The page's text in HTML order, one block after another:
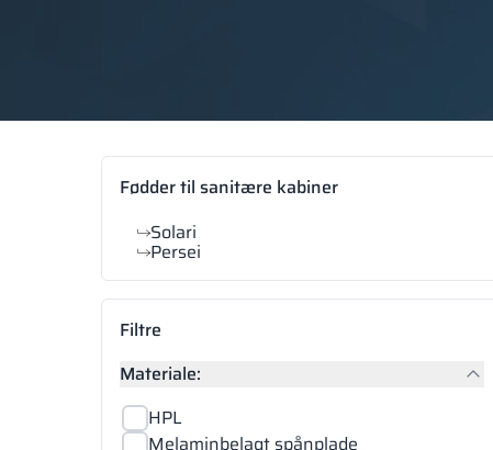
Fødder til sanitære kabiner
Solari
Persei
Filtre
Materiale:
HPL
Melaminbelagt spånplade